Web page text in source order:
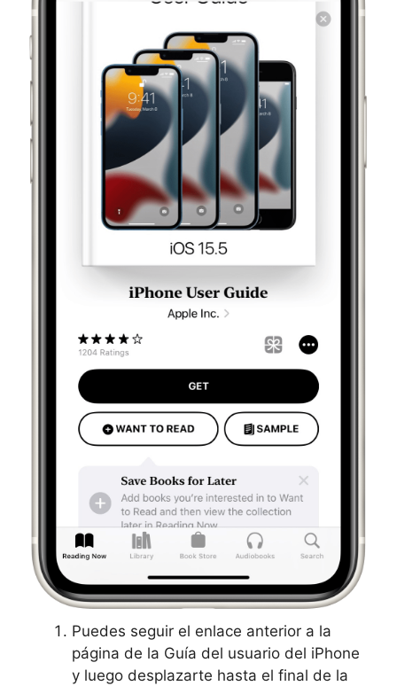
Puedes seguir el enlace anterior a la
página de la Guía del usuario del iPhone
y luego desplazarte hasta el final de la